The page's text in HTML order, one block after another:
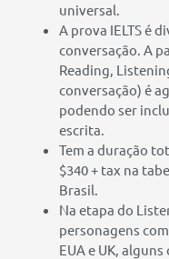
universal.
A prova IELTS é
conversação. A
Reading,
conversação) é
podendo ser
escrita.
Tem a duração
$340 + tax na
Brasil.
Na etapa do
personagens
EUA e UK,